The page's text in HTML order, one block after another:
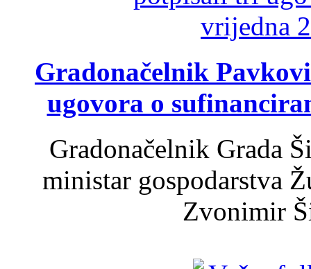
Gradonačelnik
ugovora o
Gradonačelnik Grada
ministar gospodarstva
Zvonimir